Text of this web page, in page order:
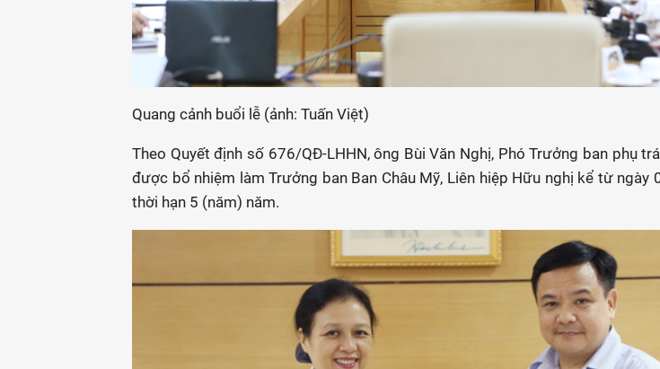
Quang cảnh buổi lễ (ảnh: Tuấn Việt)
Theo Quyết định số 676/QĐ-LHHN, ông Bùi Văn Nghị, Phó Trưởng ban phụ
được bổ nhiệm làm Trưởng ban Ban Châu Mỹ, Liên hiệp Hữu nghị kể từ
thời hạn 5 (năm) năm.